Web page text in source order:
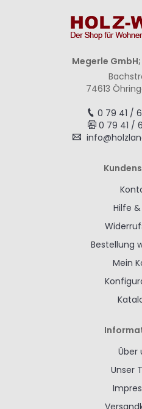
Megerle
74613
0 79 41 /
0 79 41 /
Hilfe &
Bestellung
Mein
Über
Unser